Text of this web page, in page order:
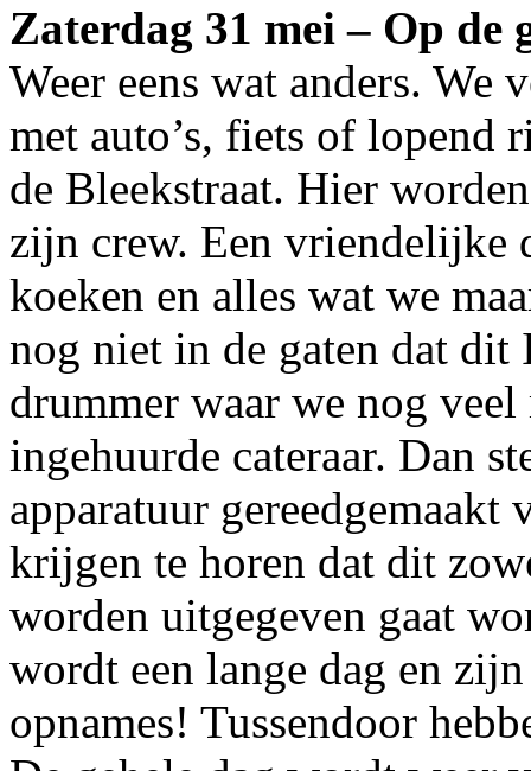
Zaterdag 31 mei – Op de
Weer eens wat anders. We
met auto’s, fiets of lopend
de Bleekstraat. Hier
zijn crew. Een vriendelijke
koeken en alles wat we
nog niet in de gaten dat
drummer waar we nog veel
ingehuurde cateraar. Dan
apparatuur gereedgemaakt
krijgen te horen dat dit
worden uitgegeven gaat
wordt een lange dag en
opnames! Tussendoor